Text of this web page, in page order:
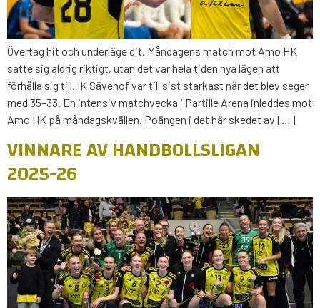
Övertag hit och underläge dit. Måndagens match mot Amo HK
satte sig aldrig riktigt, utan det var hela tiden nya lägen att
förhålla sig till. IK Sävehof var till sist starkast när det blev seger
med 35–33. En intensiv matchvecka i Partille Arena inleddes mot
Amo HK på måndagskvällen. Poängen i det här skedet av […]
VINNARE AV HANDBOLLSLIGAN
2025-26